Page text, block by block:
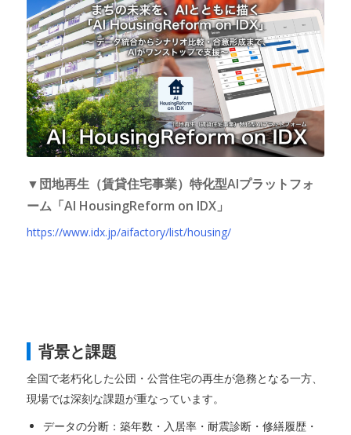
▼団地再生（賃貸住宅事業）特化型AIプラットフォ
ーム「AI HousingReform on IDX」
https://www.idx.jp/aifactory/list/housing/
背景と課題
全国で老朽化した公団・公営住宅の再生が急務となる一方、
現場では深刻な課題が重なっています。
データの分断：築年数・入居率・耐震診断・修繕履歴・